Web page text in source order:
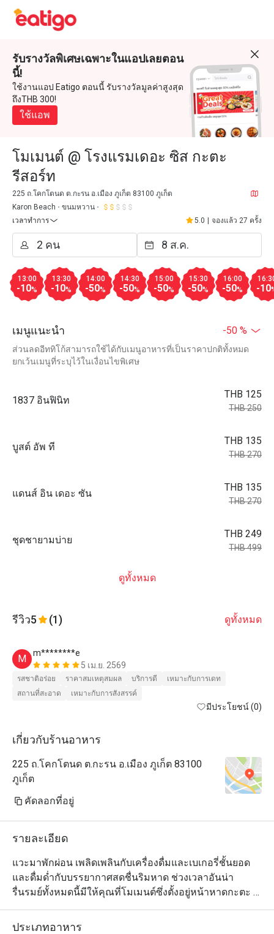
รับรางวัลพิเศษเฉพาะในแอปเลยตอน
นี้!
ใช้งานแอป Eatigo ตอนนี้ รับรางวัลมูลค่าสูงสุด
ถึงTHB 300!
ใช้แอพ
โมเมนต์ @ โรงแรมเดอะ ซิส กะตะ
รีสอร์ท
225 ถ.โคกโตนด ต.กะรน อ.เมือง ภูเก็ต 83100 ภูเก็ต
Karon Beach
ขนมหวาน
เวลาทำการ
5.0 จองแล้ว 27 ครั้ง
13:00
-10%
13:30
-10%
14:00
-50%
14:30
-50%
15:00
-50%
15:30
-50%
16:00
-50% -10
เมนูแนะนำ -50 %
ส่วนลดอีททิโก้สามารถใช้ได้กับเมนูอาหารที่เป็นราคาปกติทั้งหมด
ยกเว้นเมนูที่ระบุไว้ในเงื่อนไขพิเศษ
1837 อินฟินิท
THB 125
THB 250
บูสต์ อัพ ที
THB 135
THB 270
แดนส์ อิน เดอะ ซัน
THB 135
THB 270
ชุดชายามบ่าย
THB 249
THB 499
ดูทั้งหมด
รีวิว5 (1) ดูทั้งหมด
M
m********e
5 เม.ย. 2569
รสชาติอร่อย ราคาสมเหตุสมผล บริการดี
เหมาะกับการเดท
สถานที่สะอาด
เหมาะกับการสังสรรค์
มีประโยชน์ (0)
เกี่ยวกับร้านอาหาร
225 ถ.โคกโตนด ต.กะรน อ.เมือง ภูเก็ต 83100
ภูเก็ต
คัดลอกที่อยู่
รายละเอียด
แวะมาพักผ่อน เพลิดเพลินกับเครื่องดื่มและเบเกอรี่ชั้นยอด
และดื่มด่ำกับบรรยากาศสดชื่นริมหาด ช่วงเวลาอันน่า
รื่นรมย์ทั้งหมดนี้มีให้คุณที่โมเมนต์ซึ่งตั้งอยู่หน้าหาดกะตะ
ไม่ว่าคุณจะอยากมานั่งพูดคุยอย่างออกรสหรือชิลล์กับช่วง
บ่ายในห้องแอร์เย็นฉ่ำ ทางร้านก็พร้อมดูแลด้วยเครื่องดื่มมี
ประเภทอาหาร